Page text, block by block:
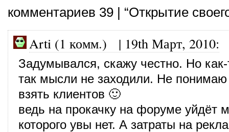
комментариев 39 | “Открытие
Arti (1 комм.) | 19th Март, 2010:
Задумывался, скажу честно. Но
так мысли не заходили. Не понимаю
взять клиентов 🙂
ведь на прокачку на форуме уйдёт
которого увы нет. А затраты на